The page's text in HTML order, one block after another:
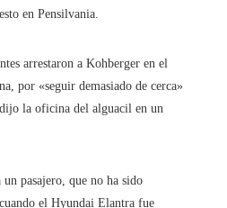
en Pensilvania.
arrestaron a Kohberger en el
por «seguir demasiado de cerca»
la oficina del alguacil en un
pasajero, que no ha sido
el Hyundai Elantra fue